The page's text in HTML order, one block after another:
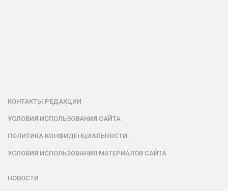
КОНТАКТЫ РЕДАКЦИИ
УСЛОВИЯ ИСПОЛЬЗОВАНИЯ САЙТА
ПОЛИТИКА КОНФИДЕНЦИАЛЬНОСТИ
УСЛОВИЯ ИСПОЛЬЗОВАНИЯ МАТЕРИАЛОВ САЙТА
НОВОСТИ